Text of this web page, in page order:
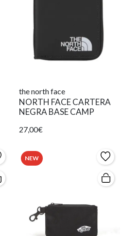
the north face
NORTH FACE CARTERA
NEGRA BASE CAMP
27,00€
NEW